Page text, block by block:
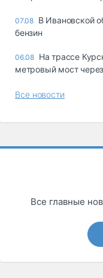
07.08 В Ивановской
бензин
06.08 На трассе
метровый мост
Все новости
Все главные